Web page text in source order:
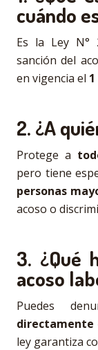
cuándo
Es la Ley N°
sanción del
en vigencia el
2. ¿A
Protege a
pero tiene
personas
acoso o
3. ¿Qué
acoso
Puedes
directamente
ley garantiza